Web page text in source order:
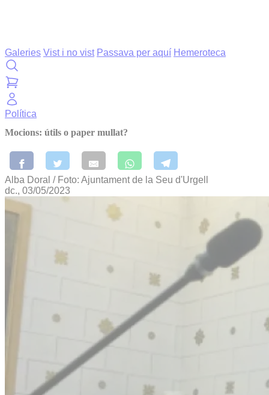
Galeries Vist i no vist Passava per aquí Hemeroteca
Política
Mocions: útils o paper mullat?
Alba Doral / Foto: Ajuntament de la Seu d'Urgell
dc., 03/05/2023